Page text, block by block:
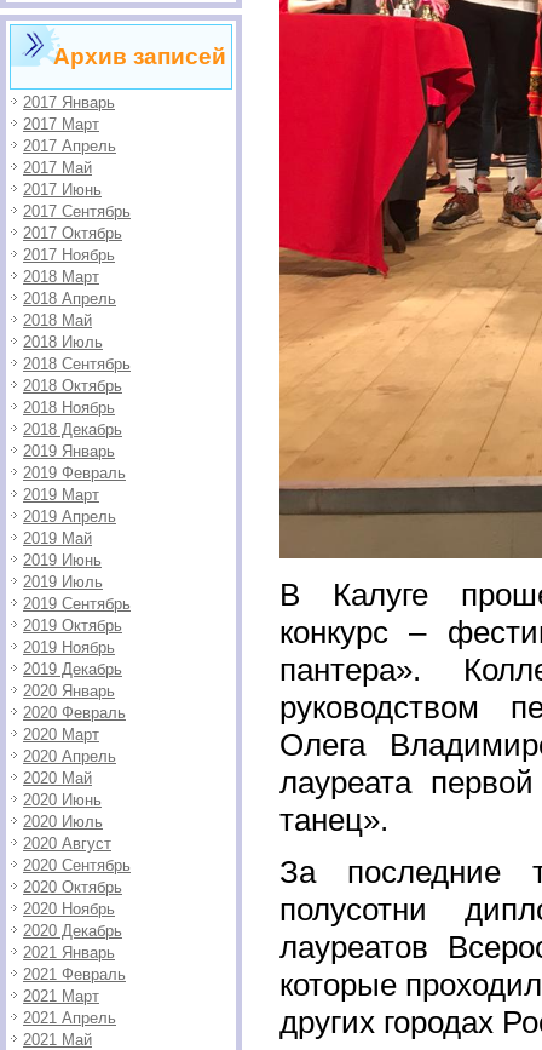
Архив записей
2017 Январь
2017 Март
2017 Апрель
2017 Май
2017 Июнь
2017 Сентябрь
2017 Октябрь
2017 Ноябрь
2018 Март
2018 Апрель
2018 Май
2018 Июль
2018 Сентябрь
2018 Октябрь
2018 Ноябрь
2018 Декабрь
2019 Январь
2019 Февраль
2019 Март
2019 Апрель
2019 Май
2019 Июнь
2019 Июль
2019 Сентябрь
2019 Октябрь
2019 Ноябрь
2019 Декабрь
2020 Январь
2020 Февраль
2020 Март
2020 Апрель
2020 Май
2020 Июнь
2020 Июль
2020 Август
2020 Сентябрь
2020 Октябрь
2020 Ноябрь
2020 Декабрь
2021 Январь
2021 Февраль
2021 Март
2021 Апрель
2021 Май
В Калуге
конкурс –
пантера».
руководством
Олега
лауреата
танец».
За последние
полусотни
лауреатов
которые
других городах